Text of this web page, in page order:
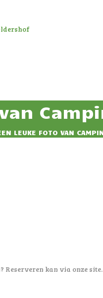
LEUKE FOTO VAN
Reserveren kan via onze site.